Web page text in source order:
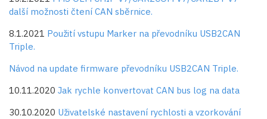
další možnosti čtení CAN sběrnice.
8.1.2021 Použití vstupu Marker na převodníku USB2CAN
Triple.
Návod na update firmware převodníku USB2CAN Triple.
10.11.2020 Jak rychle konvertovat CAN bus log na data
30.10.2020 Uživatelské nastavení rychlosti a vzorkování